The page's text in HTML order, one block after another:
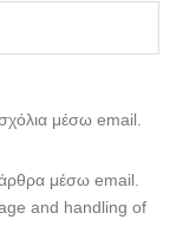
μέσω email.
μέσω email.
and handling of